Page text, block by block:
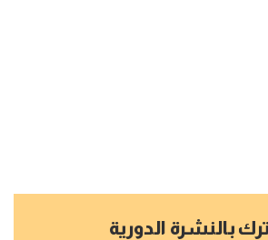
بالنشرة الدورية